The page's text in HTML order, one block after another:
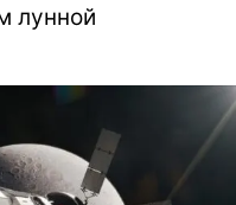
лунной